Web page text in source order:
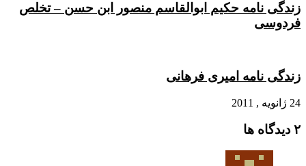
زندگی نامه حکیم ابوالقاسم منصور ابن حسن – تخلص
فردوسی
زندگی نامه امیری فرهانی
24 ژانویه , 2011
‫۲ دیدگاه ها